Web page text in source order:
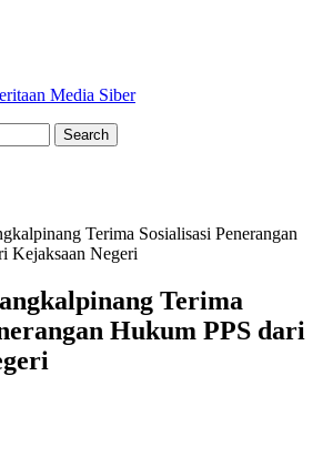
Media Siber
Terima Sosialisasi Penerangan
Kejaksaan Negeri
Terima
Hukum PPS dari